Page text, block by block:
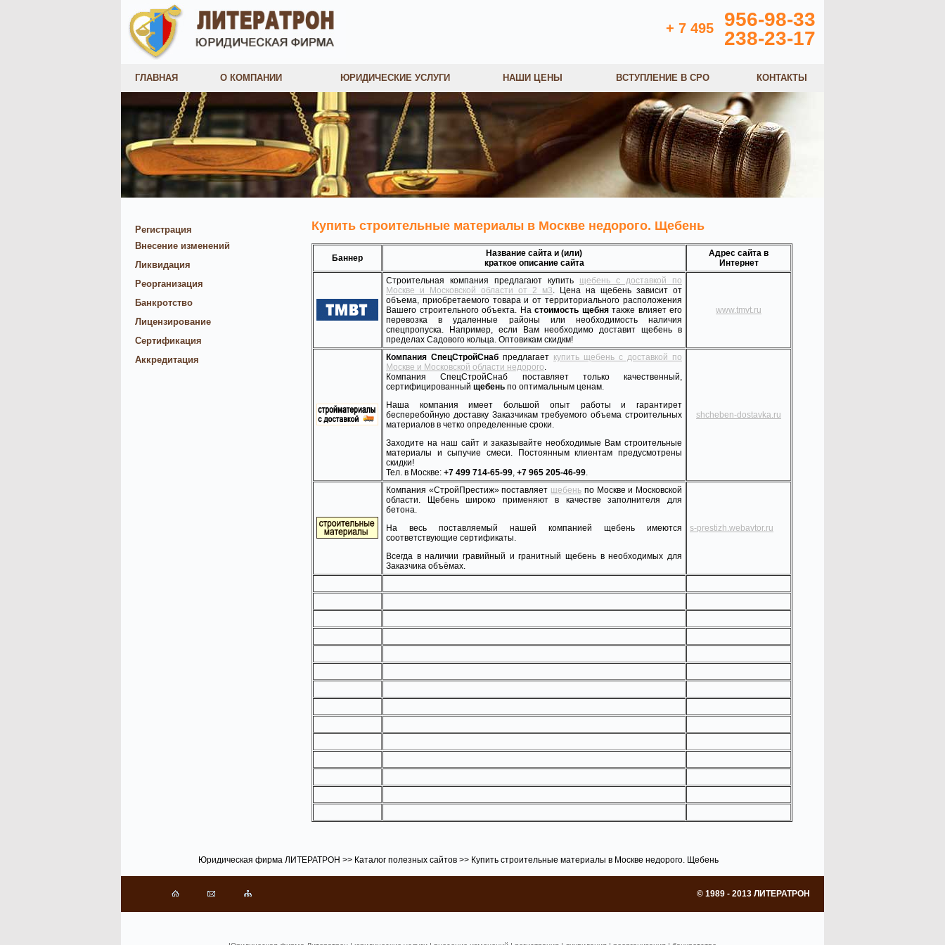
+ 7 495
956-98-33
238-23-17
ГЛАВНАЯ О КОМПАНИИ ЮРИДИЧЕСКИЕ УСЛУГИ НАШИ ЦЕНЫ ВСТУПЛЕНИЕ В СРО КОНТАКТЫ
Регистрация
Внесение изменений
Ликвидация
Реорганизация
Банкротство
Лицензирование
Сертификация
Аккредитация
Купить строительные материалы в Москве недорого. Щебень
Баннер
Название сайта и (или)
краткое описание сайта
Адрес сайта в
Интернет
Строительная компания предлагают купить щебень с доставкой по
Москве и Московской области от 2 м3. Цена на щебень зависит от
объема, приобретаемого товара и от территориального расположения
Вашего строительного объекта. На стоимость щебнятакже влияет его
перевозка в удаленные районы или необходимость наличия
спецпропуска. Например, если Вам необходимо доставит щебень в
пределах Садового кольца. Оптовикам скидкм!
www.tmvt.ru
Компания СпецСтройСнаб предлагает купить щебень с доставкой по
Москве и Московской области недорого.
Компания СпецСтройСнаб поставляет только качественный,
сертифицированный щебень по оптимальным ценам.
Наша компания имеет большой опыт работы и гарантирет
бесперебойную доставку Заказчикам требуемого объема строительных
материалов в четко определенные сроки.
Заходите на наш сайт и заказывайте необходимые Вам строительные
материалы и сыпучие смеси. Постоянным клиентам предусмотрены
скидки!
Тел. в Москве: +7 499 714-65-99, +7 965 205-46-99.
shcheben-dostavka.ru
Компания «СтройПрестиж» поставляет щебень по Москве и Московской
области. Щебень широко применяют в качестве заполнителя для
бетона.
На весь поставляемый нашей компанией щебень имеются
соответствующие сертификаты.
Всегда в наличии гравийный и гранитный щебень в необходимых для
Заказчика объёмах.
s-prestizh.webavtor.ru
Юридическая фирма ЛИТЕРАТРОН >> Каталог полезных сайтов>> Купить строительные материалы в Москве недорого. Щебень
© 1989 - 2013 ЛИТЕРАТРОН